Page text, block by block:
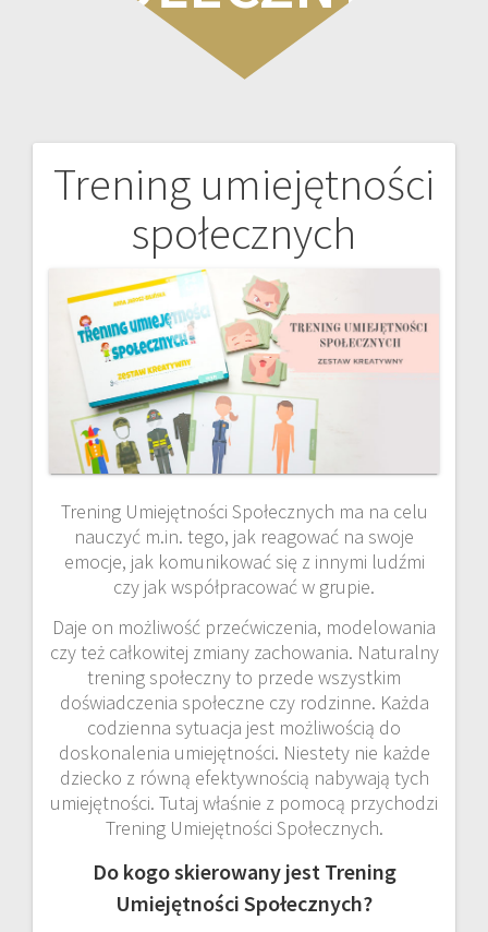
Trening umiejętności
społecznych
Trening Umiejętności Społecznych ma na celu
nauczyć m.in. tego, jak reagować na swoje
emocje, jak komunikować się z innymi ludźmi
czy jak współpracować w grupie.
Daje on możliwość przećwiczenia, modelowania
czy też całkowitej zmiany zachowania. Naturalny
trening społeczny to przede wszystkim
doświadczenia społeczne czy rodzinne. Każda
codzienna sytuacja jest możliwością do
doskonalenia umiejętności. Niestety nie każde
dziecko z równą efektywnością nabywają tych
umiejętności. Tutaj właśnie z pomocą przychodzi
Trening Umiejętności Społecznych.
Do kogo skierowany jest Trening
Umiejętności Społecznych?
Nawigacja
wpisu